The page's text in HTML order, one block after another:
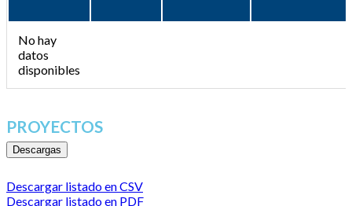
No hay
datos
disponibles
PROYECTOS
Descargas
Descargar listado en CSV
Descargar listado en PDF